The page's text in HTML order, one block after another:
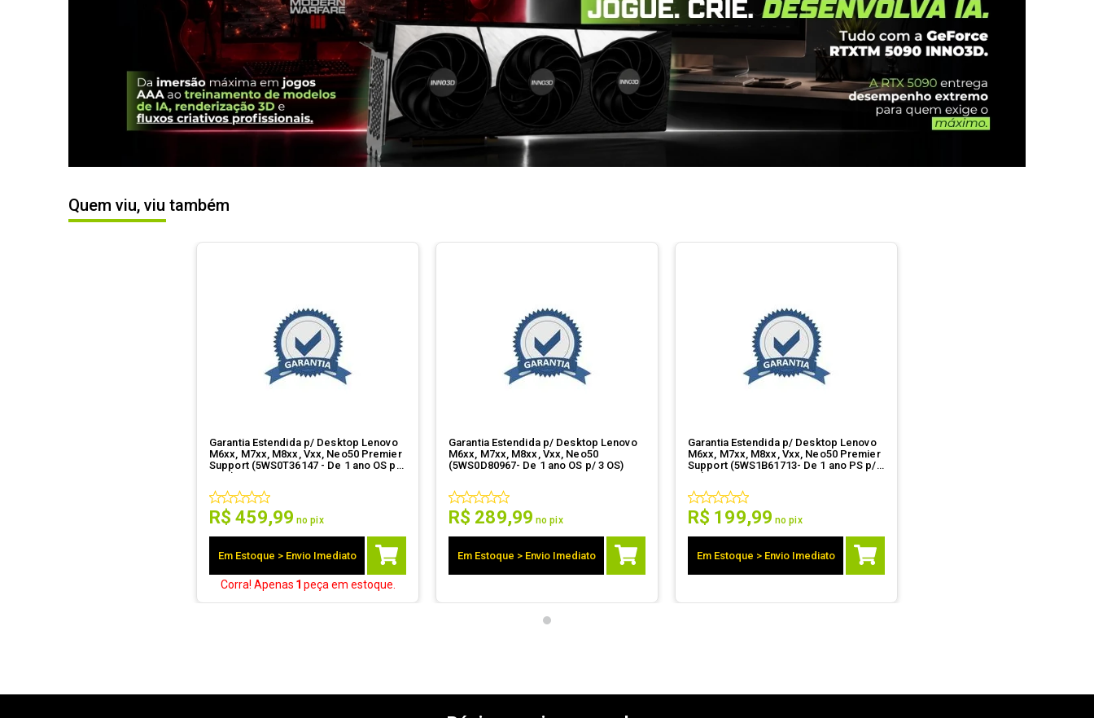
Quem viu, viu também
Garantia Estendida p/ Desktop Lenovo
M6xx, M7xx, M8xx, Vxx, Neo50 Premier
Support (5WS0T36147 - De 1 ano OS p/
3 PS)
R$ 459,99 no pix
Em Estoque > Envio Imediato
Corra! Apenas 1 peça em estoque.
Garantia Estendida p/ Desktop Lenovo
M6xx, M7xx, M8xx, Vxx, Neo50
(5WS0D80967- De 1 ano OS p/ 3 OS)
R$ 289,99 no pix
Em Estoque > Envio Imediato
Garantia Estendida p/ Desktop Lenovo
M6xx, M7xx, M8xx, Vxx, Neo50 Premier
Support (5WS1B61713- De 1 ano PS p/ 3
PS)
R$ 199,99 no pix
Em Estoque > Envio Imediato